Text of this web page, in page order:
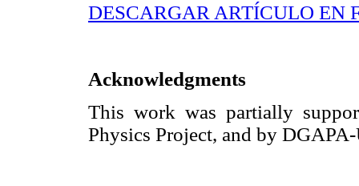
DESCARGAR ARTÍCULO EN
Acknowledgments
This work was partially
Physics Project, and by